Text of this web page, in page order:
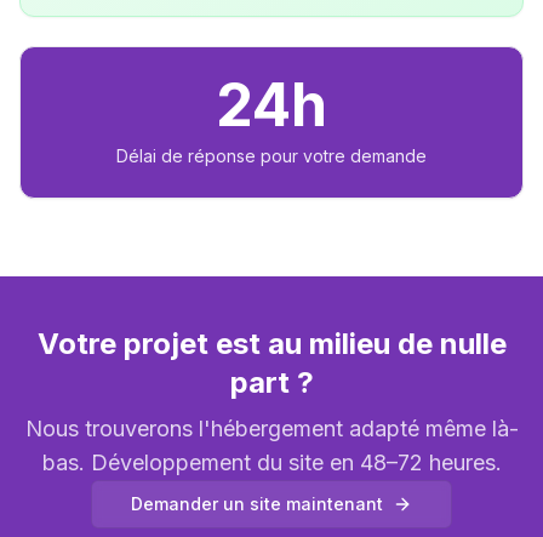
24h
Délai de réponse pour votre demande
Votre projet est au milieu de nulle
part ?
Nous trouverons l'hébergement adapté même là-
bas. Développement du site en 48–72 heures.
Demander un site maintenant